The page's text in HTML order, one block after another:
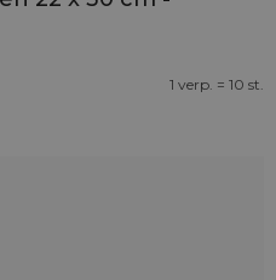
1 verp. = 10 st.